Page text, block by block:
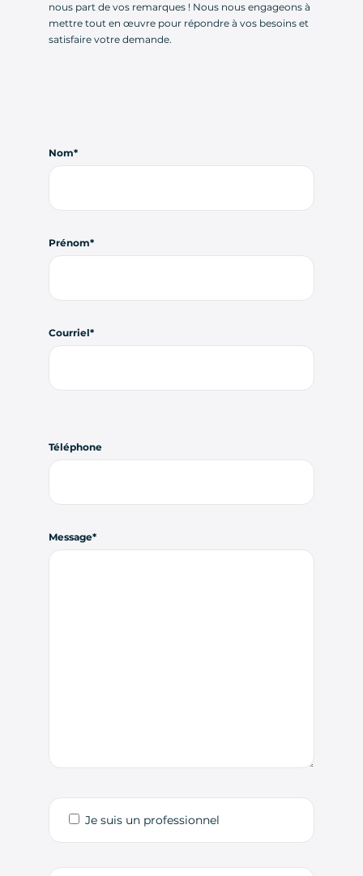
nous part de vos remarques ! Nous nous engageons à
mettre tout en œuvre pour répondre à vos besoins et
satisfaire votre demande.
Nom
Prénom
Courriel
Téléphone
Message
Je suis un professionnel